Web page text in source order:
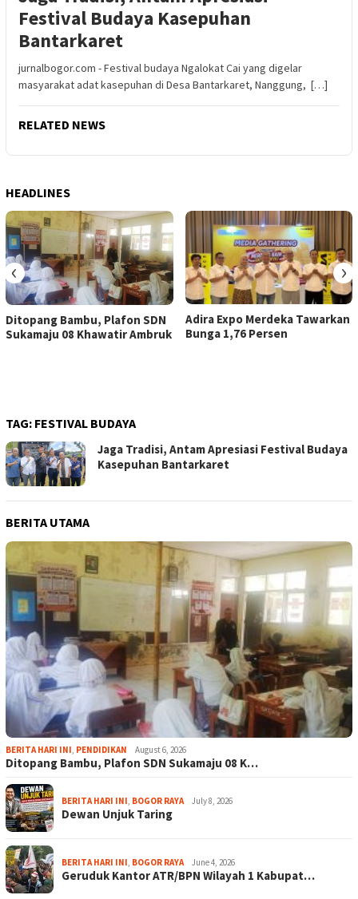
Festival Budaya Kasepuhan
Bantarkaret
jurnalbogor.com - Festival budaya Ngalokat Cai yang digelar
masyarakat adat kasepuhan di Desa Bantarkaret, Nanggung, […]
RELATED NEWS
HEADLINES
Ditopang Bambu, Plafon SDN
Sukamaju 08 Khawatir Ambruk
Adira Expo Merdeka Tawarkan
Bunga 1,76 Persen
‹ ›
TAG: FESTIVAL BUDAYA
Jaga Tradisi, Antam Apresiasi Festival Budaya
Kasepuhan Bantarkaret
BERITA UTAMA
BERITA HARI INI, PENDIDIKAN August 6, 2026
Ditopang Bambu, Plafon SDN Sukamaju 08 K…
BERITA HARI INI, BOGOR RAYA July 8, 2026
Dewan Unjuk Taring
BERITA HARI INI, BOGOR RAYA June 4, 2026
Geruduk Kantor ATR/BPN Wilayah 1 Kabupat…